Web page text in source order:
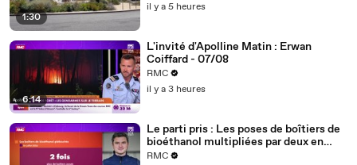
1:30
il y a 5 heures
6:14
L'invité d'Apolline Matin : Erwan
Coiffard - 07/08
RMC
il y a 3 heures
Le parti pris : Les poses de boîtiers de
bioéthanol multipliées par deux en
juillet (info RMC) - 07/08
RMC